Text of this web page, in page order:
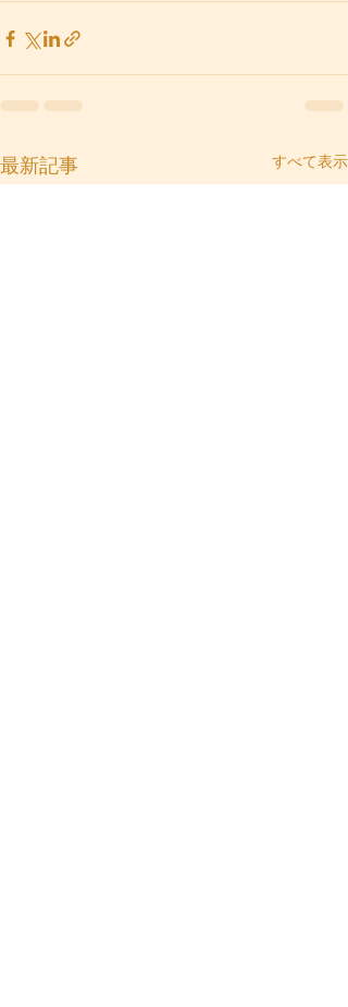
最新記事 すべて表示